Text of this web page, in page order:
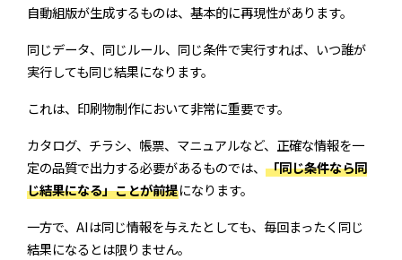
自動組版が生成するものは、基本的に再現性があります。
同じデータ、同じルール、同じ条件で実行すれば、いつ誰が
実行しても同じ結果になります。
これは、印刷物制作において非常に重要です。
カタログ、チラシ、帳票、マニュアルなど、正確な情報を一
定の品質で出力する必要があるものでは、 「同じ条件なら同
じ結果になる」ことが前提になります。
一方で、AIは同じ情報を与えたとしても、毎回まったく同じ
結果になるとは限りません。